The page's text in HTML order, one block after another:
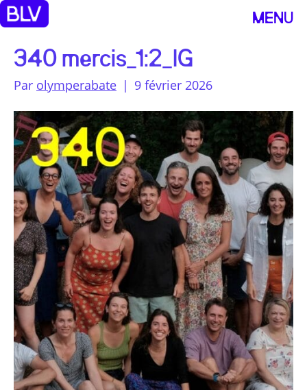
MENU
340 mercis_1:2_IG
Par olymperabate | 9 février 2026